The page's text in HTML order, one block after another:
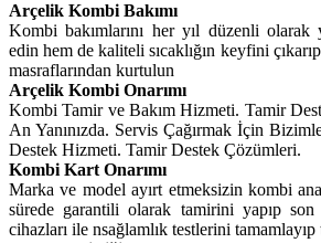
Arçelik Kombi Bakımı
Kombi bakımlarını her yıl düzenli olarak
edin hem de kaliteli sıcaklığın keyfini
masraflarından kurtulun
Arçelik Kombi Onarımı
Kombi Tamir ve Bakım Hizmeti. Tamir
An Yanınızda. Servis Çağırmak İçin
Destek Hizmeti. Tamir Destek Çözümleri.
Kombi Kart Onarımı
Marka ve model ayırt etmeksizin kombi ana
sürede garantili olarak tamirini yapıp
cihazları ile nsağlamlık testlerini